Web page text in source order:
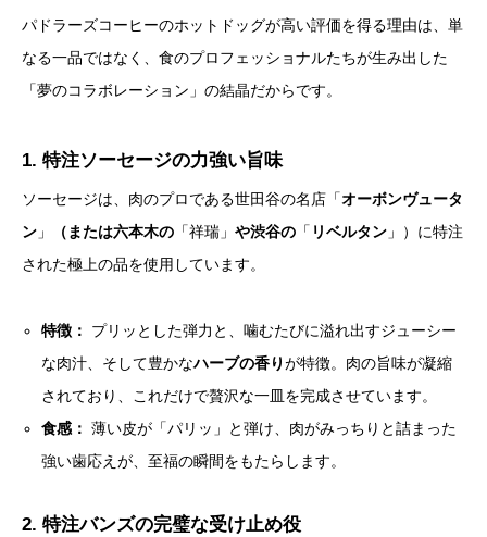
パドラーズコーヒーのホットドッグが高い評価を得る理由は、単
なる一品ではなく、食のプロフェッショナルたちが生み出した
「夢のコラボレーション」の結晶だからです。
1. 特注ソーセージの力強い旨味
ソーセージは、肉のプロである世田谷の名店「オーボンヴュータ
ン 」 （または六本木の 「祥瑞」 や渋谷の 「 リベルタン 」）に特注
された極上の品を使用しています。
特徴：
プリッとした弾力と、噛むたびに溢れ出すジューシー
な肉汁、そして豊かなハーブの香りが特徴。肉の旨味が凝縮
されており、これだけで贅沢な一皿を完成させています。
食感： 薄い皮が「パリッ」と弾け、肉がみっちりと詰まった
強い歯応えが、至福の瞬間をもたらします。
2. 特注バンズの完璧な受け止め役